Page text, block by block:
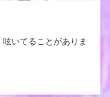
いてることがありま